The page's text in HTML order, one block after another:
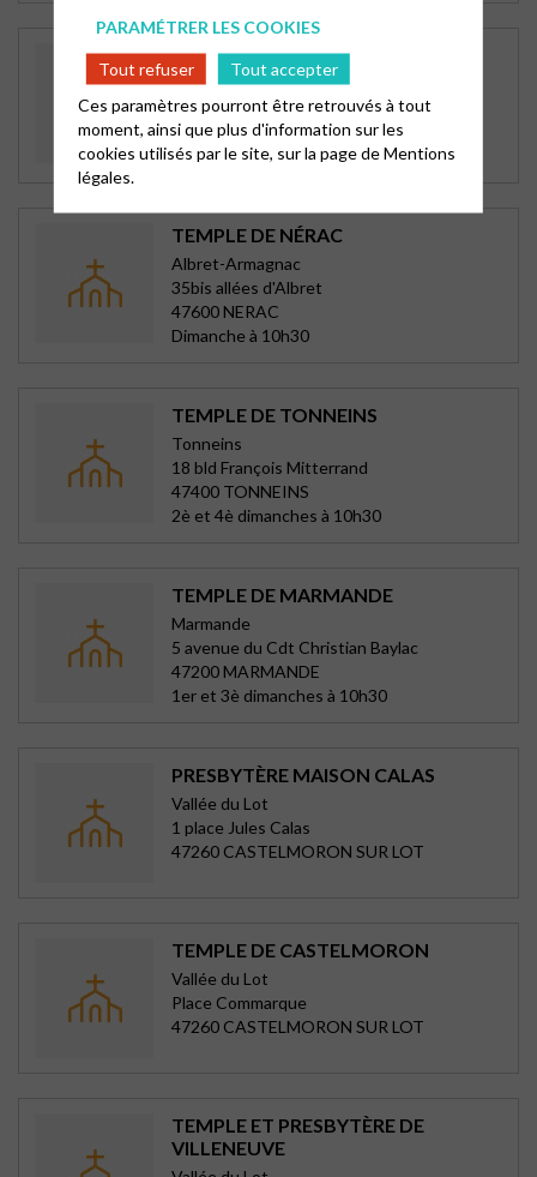
TEMPLE D’EAUZE
Albret-Armagnac
Avenue de l'Armagnac
32800 EAUZE
2è dimanche à 10h30, 4è dimanche à 16h
TEMPLE DE NÉRAC
Albret-Armagnac
35bis allées d'Albret
47600 NERAC
Dimanche à 10h30
TEMPLE DE TONNEINS
Tonneins
18 bld François Mitterrand
47400 TONNEINS
2è et 4è dimanches à 10h30
TEMPLE DE MARMANDE
Marmande
5 avenue du Cdt Christian Baylac
47200 MARMANDE
1er et 3è dimanches à 10h30
PRESBYTÈRE MAISON CALAS
Vallée du Lot
1 place Jules Calas
47260 CASTELMORON SUR LOT
TEMPLE DE CASTELMORON
Vallée du Lot
Place Commarque
47260 CASTELMORON SUR LOT
TEMPLE ET PRESBYTÈRE DE
VILLENEUVE
PARAMÉTRER LES COOKIES
Tout refuser
Tout accepter
Ces paramètres pourront être retrouvés à tout
moment, ainsi que plus d'information sur les
cookies utilisés par le site, sur la page deMentions
légales.